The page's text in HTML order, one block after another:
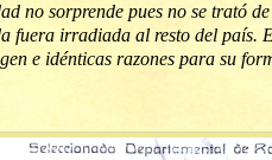
no sorprende pues no se trató
fuera irradiada al resto del país.
e idénticas razones para su